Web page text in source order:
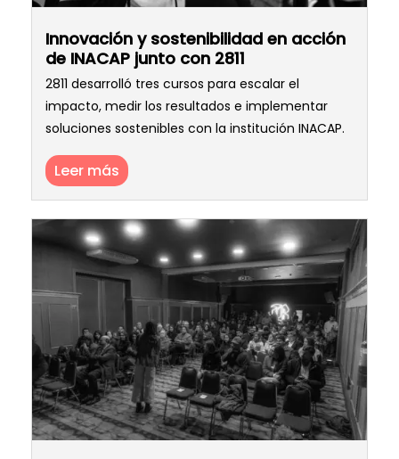
Innovación y sostenibilidad en acción
de INACAP junto con 2811
2811 desarrolló tres cursos para escalar el
impacto, medir los resultados e implementar
soluciones sostenibles con la institución INACAP.
Leer más